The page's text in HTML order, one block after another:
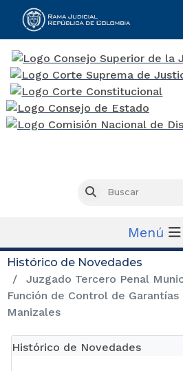
Buscar
Menú
Histórico de Novedades
Juzgado Tercero Penal
Función de Control de Garantías
Manizales
Histórico de Novedades